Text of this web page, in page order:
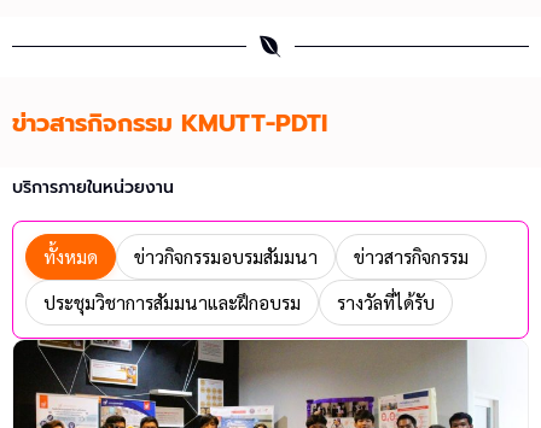
ข่าวสารกิจกรรม KMUTT-PDTI
บริการภายในหน่วยงาน
ทั้งหมด ข่าวกิจกรรมอบรมสัมมนา
ข่าวสารกิจกรรม
ประชุมวิชาการสัมมนาและฝึกอบรม
รางวัลที่ได้รับ